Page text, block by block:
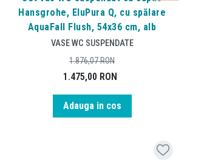
Hansgrohe, EluPura Q, cu spălare
AquaFall Flush, 54x36 cm, alb
VASE WC SUSPENDATE
1.475,00 RON
1.876,07RON
Adauga in cos